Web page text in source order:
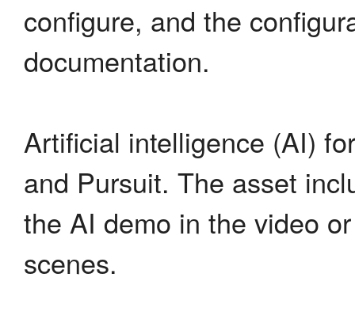
configure, and the
documentation.
Artificial intelligence (AI)
and Pursuit. The asset
the AI demo in the video
scenes.